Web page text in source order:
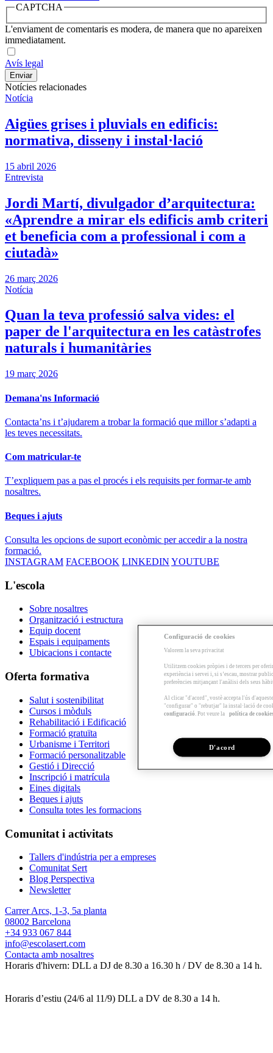
CAPTCHA
L'enviament de comentaris es modera, de manera que no apareixen
immediatament.
Avís legal
Notícies relacionades
Notícia
Aigües grises i pluvials en edificis:
normativa, disseny i instal·lació
15 abril 2026
Entrevista
Jordi Martí, divulgador d’arquitectura:
«Aprendre a mirar els edificis amb criteri
et beneficia com a professional i com a
ciutadà»
26 març 2026
Notícia
Quan la teva professió salva vides: el
paper de l'arquitectura en les catàstrofes
naturals i humanitàries
19 març 2026
Demana'ns Informació
Contacta’ns i t’ajudarem a trobar la formació que millor s’adapti a
les teves necessitats.
Com matricular-te
T’expliquem pas a pas el procés i els requisits per formar-te amb
nosaltres.
Beques i ajuts
Consulta les opcions de suport econòmic per accedir a la nostra
formació.
INSTAGRAM FACEBOOK LINKEDIN YOUTUBE
L'escola
Sobre nosaltres
Organització i estructura
Equip docent
Espais i equipaments
Ubicacions i contacte
Oferta formativa
Salut i sostenibilitat
Cursos i mòduls
Rehabilitació i Edificació
Formació gratuïta
Urbanisme i Territori
Formació personalitzable
Gestió i Direcció
Inscripció i matrícula
Eines digitals
Beques i ajuts
Consulta totes les formacions
Comunitat i activitats
Tallers d'indústria per a empreses
Comunitat Sert
Blog Perspectiva
Newsletter
Carrer Arcs, 1-3, 5a planta
08002 Barcelona
+34 933 067 844
info@escolasert.com
Contacta amb nosaltres
Horaris d'hivern: DLL a DJ de 8.30 a 16.30 h / DV de 8.30 a 14 h.
Horaris d’estiu (24/6 al 11/9) DLL a DV de 8.30 a 14 h.
Configuració de cookies
Valorem la seva privacitat
Utilitzem cookies pròpies i de tercers per
experiència i servei i, si s’escau, mostrar
preferències mitjançant l'anàlisi dels seus
Al clicar "d'acord", vostè accepta l'ús
"configurar" o "rebutjar" la instal·lació de
configuració . Pot veure la política de
D'acord